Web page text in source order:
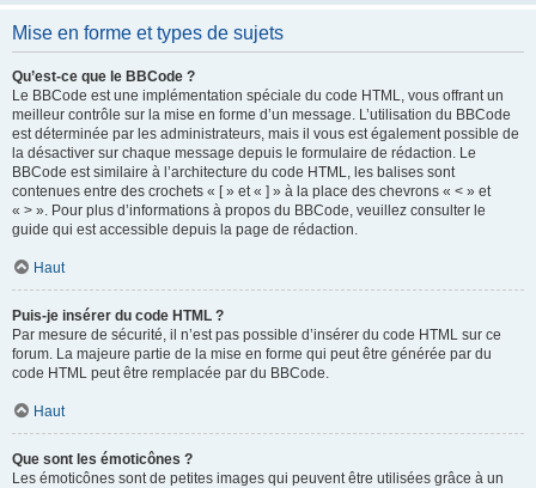
Mise en forme et types de sujets
Qu’est-ce que le BBCode ?
Le BBCode est une implémentation spéciale du code HTML, vous offrant un
meilleur contrôle sur la mise en forme d’un message. L’utilisation du BBCode
est déterminée par les administrateurs, mais il vous est également possible de
la désactiver sur chaque message depuis le formulaire de rédaction. Le
BBCode est similaire à l’architecture du code HTML, les balises sont
contenues entre des crochets « [ » et « ] » à la place des chevrons « < » et
« > ». Pour plus d’informations à propos du BBCode, veuillez consulter le
guide qui est accessible depuis la page de rédaction.
Haut
Puis-je insérer du code HTML ?
Par mesure de sécurité, il n’est pas possible d’insérer du code HTML sur ce
forum. La majeure partie de la mise en forme qui peut être générée par du
code HTML peut être remplacée par du BBCode.
Haut
Que sont les émoticônes ?
Les émoticônes sont de petites images qui peuvent être utilisées grâce à un